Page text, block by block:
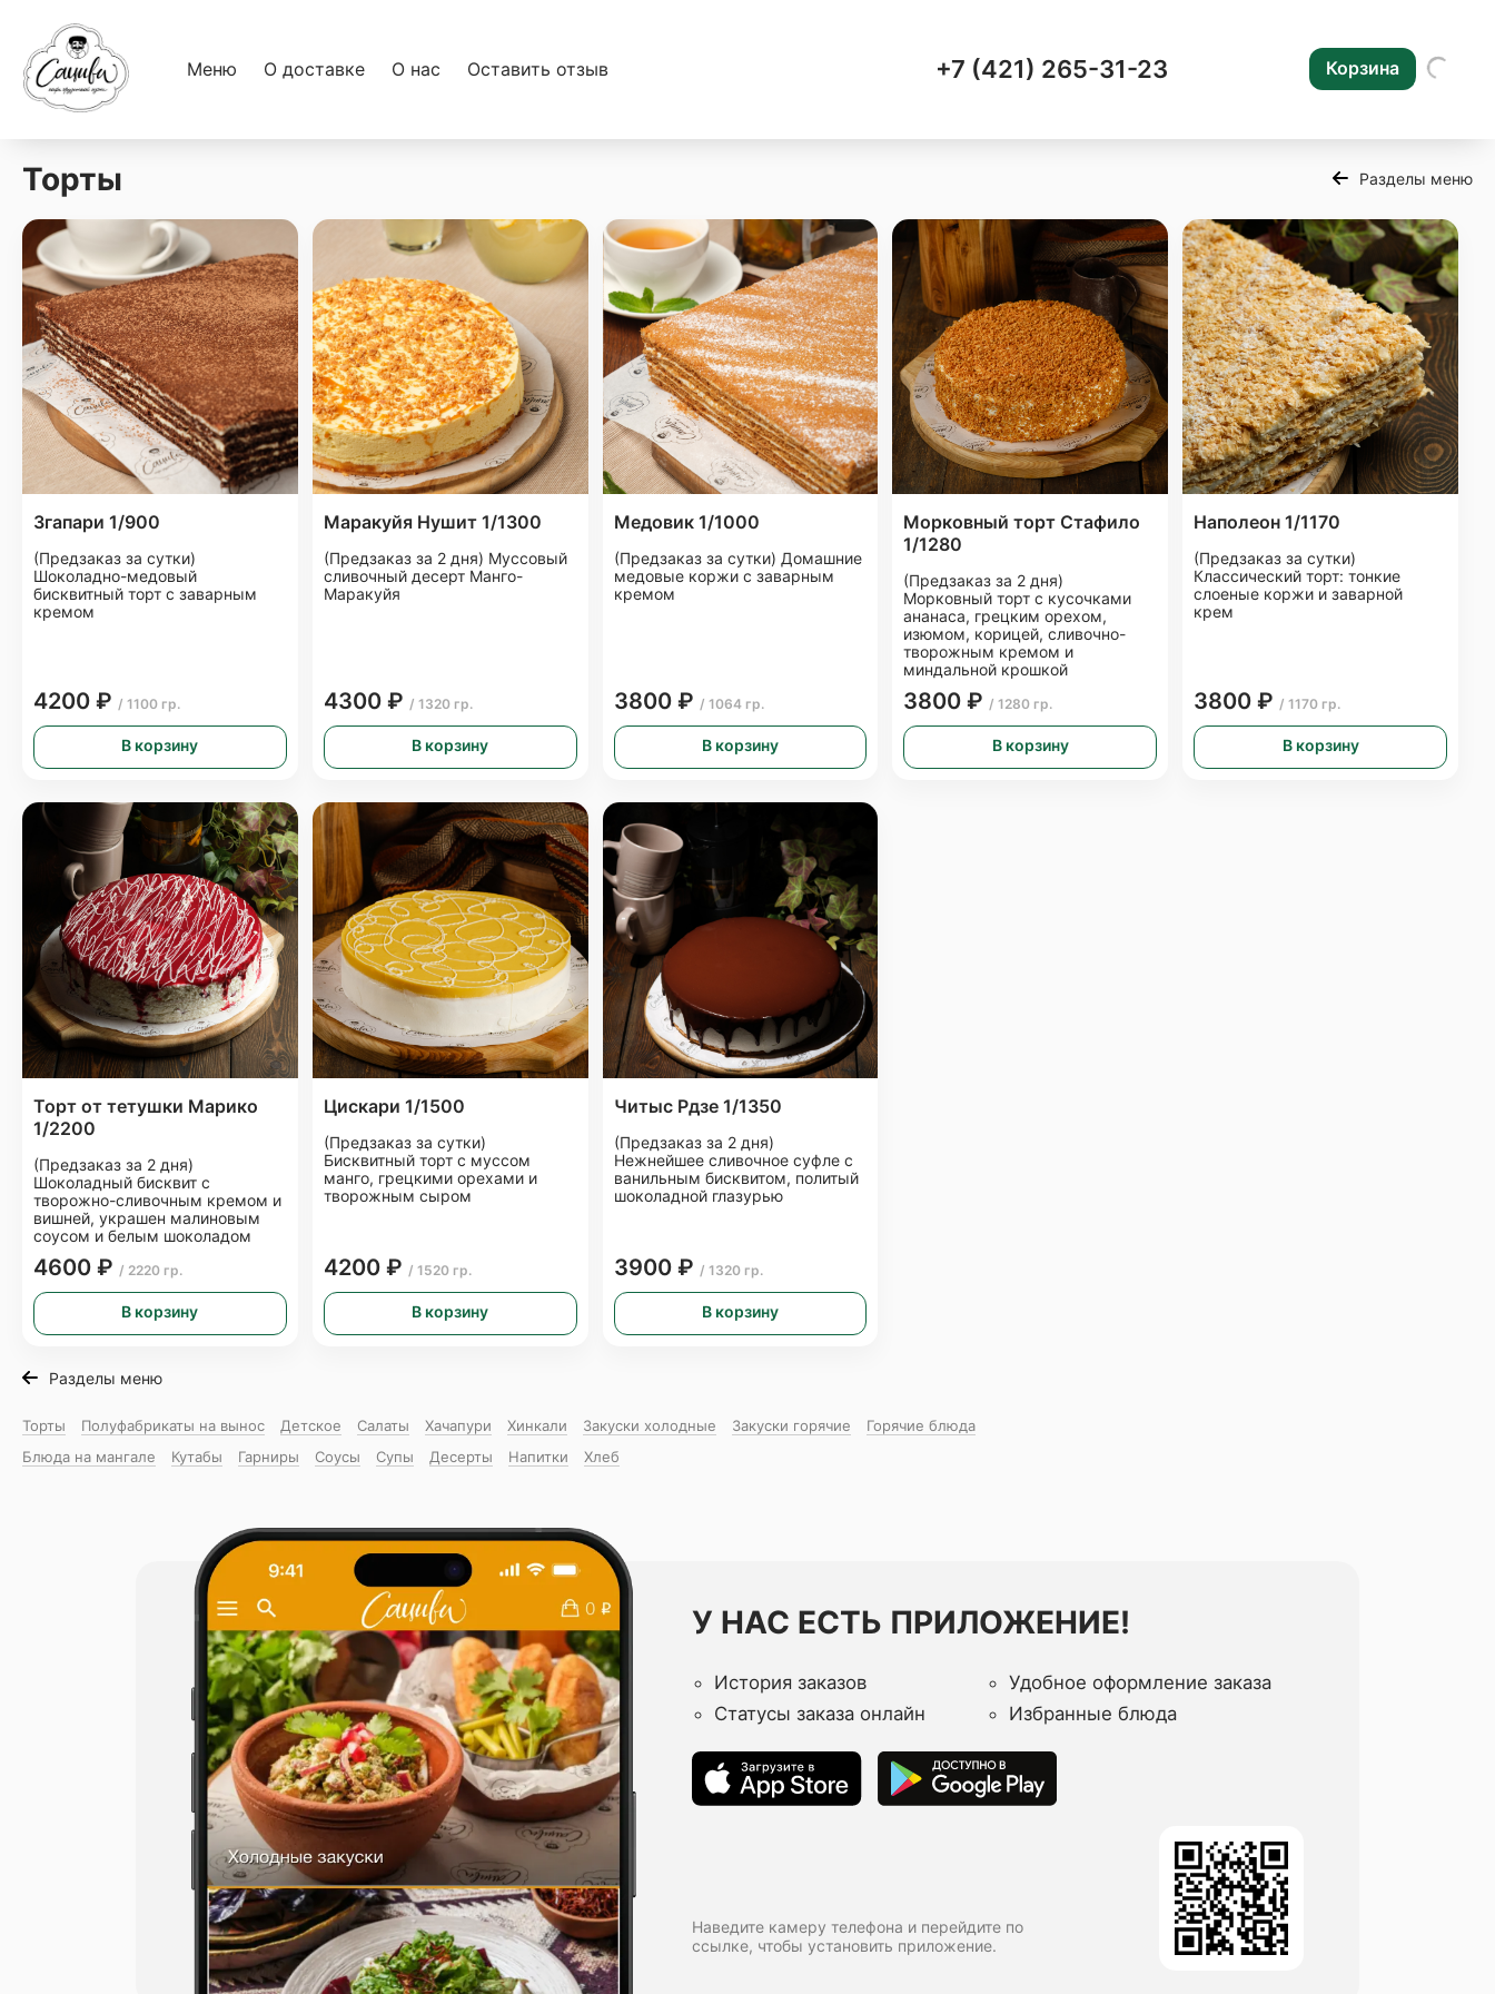
Меню О доставке О нас Оставить отзыв +7 (421) 265-31-23 Корзина
Торты Разделы меню
Згапари 1/900
(Предзаказ за сутки)
Шоколадно-медовый
бисквитный торт с заварным
кремом
4200 ₽ / 1100 гр.
В корзину
Маракуйя Нушит 1/1300
(Предзаказ за 2 дня) Муссовый
сливочный десерт Манго-
Маракуйя
4300 ₽ / 1320 гр.
В корзину
Медовик 1/1000
(Предзаказ за сутки) Домашние
медовые коржи с заварным
кремом
3800 ₽ / 1064 гр.
В корзину
Морковный торт Стафило
1/1280
(Предзаказ за 2 дня)
Морковный торт с кусочками
ананаса, грецким орехом,
изюмом, корицей, сливочно-
творожным кремом и
миндальной крошкой
3800 ₽ / 1280 гр.
В корзину
Наполеон 1/1170
(Предзаказ за сутки)
Классический торт: тонкие
слоеные коржи и заварной
крем
3800 ₽ / 1170 гр.
В корзину
Торт от тетушки Марико
1/2200
(Предзаказ за 2 дня)
Шоколадный бисквит с
творожно-сливочным кремом и
вишней, украшен малиновым
соусом и белым шоколадом
4600 ₽ / 2220 гр.
В корзину
Цискари 1/1500
(Предзаказ за сутки)
Бисквитный торт с муссом
манго, грецкими орехами и
творожным сыром
4200 ₽ / 1520 гр.
В корзину
Читыс Рдзе 1/1350
(Предзаказ за 2 дня)
Нежнейшее сливочное суфле с
ванильным бисквитом, политый
шоколадной глазурью
3900 ₽ / 1320 гр.
В корзину
Разделы меню
Торты Полуфабрикаты на вынос Детское Салаты Хачапури Хинкали Закуски холодные Закуски горячие
Горячие блюда
Блюда на мангале
Кутабы Гарниры Соусы Супы Десерты Напитки Хлеб
У НАС ЕСТЬ ПРИЛОЖЕНИЕ!
История заказов
Удобное оформление заказа
Статусы заказа онлайн
Избранные блюда
Наведите камеру телефона и перейдите по
ссылке, чтобы установить приложение.